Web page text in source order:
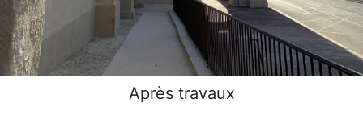
Après travaux